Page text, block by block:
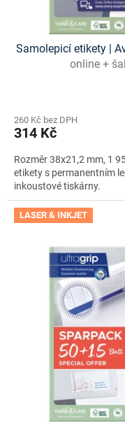
Samolepicí etikety |
online +
260 Kč bez DPH
314 Kč
Rozměr 38x21,2 mm, 1
etikety s permanentním
inkoustové tiskárny.
LASER & INKJET